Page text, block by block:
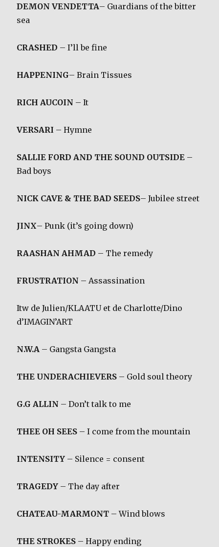
DEMON VENDETTA– Guardians of the bitter
sea
CRASHED – I’ll be fine
HAPPENING– Brain Tissues
RICH AUCOIN – It
VERSARI – Hymne
SALLIE FORD AND THE SOUND OUTSIDE –
Bad boys
NICK CAVE & THE BAD SEEDS– Jubilee street
JINX– Punk (it’s going down)
RAASHAN AHMAD – The remedy
FRUSTRATION – Assassination
Itw de Julien/KLAATU et de Charlotte/Dino
d’IMAGIN’ART
N.W.A – Gangsta Gangsta
THE UNDERACHIEVERS – Gold soul theory
G.G ALLIN – Don’t talk to me
THEE OH SEES – I come from the mountain
INTENSITY – Silence = consent
TRAGEDY – The day after
CHATEAU-MARMONT – Wind blows
THE STROKES – Happy ending